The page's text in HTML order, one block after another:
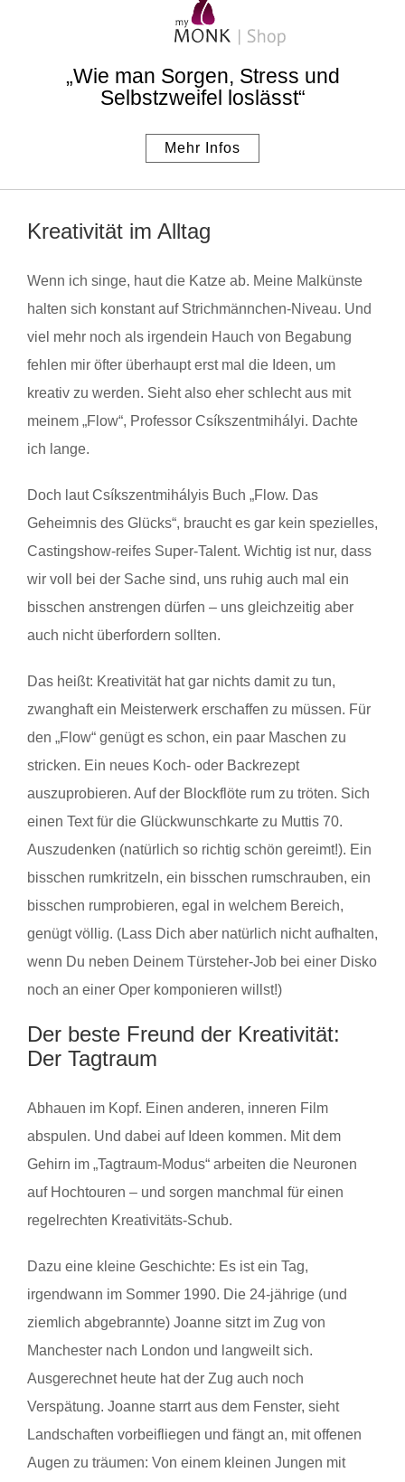
„Wie man Sorgen, Stress und
Selbstzweifel loslässt“
Mehr Infos
Kreativität im Alltag
Wenn ich singe, haut die Katze ab. Meine Malkünste
halten sich konstant auf Strichmännchen-Niveau. Und
viel mehr noch als irgendein Hauch von Begabung
fehlen mir öfter überhaupt erst mal die Ideen, um
kreativ zu werden. Sieht also eher schlecht aus mit
meinem „Flow“, Professor Csíkszentmihályi. Dachte
ich lange.
Doch laut Csíkszentmihályis Buch „Flow. Das
Geheimnis des Glücks“, braucht es gar kein spezielles,
Castingshow-reifes Super-Talent. Wichtig ist nur, dass
wir voll bei der Sache sind, uns ruhig auch mal ein
bisschen anstrengen dürfen – uns gleichzeitig aber
auch nicht überfordern sollten.
Das heißt: Kreativität hat gar nichts damit zu tun,
zwanghaft ein Meisterwerk erschaffen zu müssen. Für
den „Flow“ genügt es schon, ein paar Maschen zu
stricken. Ein neues Koch- oder Backrezept
auszuprobieren. Auf der Blockflöte rum zu tröten. Sich
einen Text für die Glückwunschkarte zu Muttis 70.
Auszudenken (natürlich so richtig schön gereimt!). Ein
bisschen rumkritzeln, ein bisschen rumschrauben, ein
bisschen rumprobieren, egal in welchem Bereich,
genügt völlig. (Lass Dich aber natürlich nicht aufhalten,
wenn Du neben Deinem Türsteher-Job bei einer Disko
noch an einer Oper komponieren willst!)
Der beste Freund der Kreativität:
Der Tagtraum
Abhauen im Kopf. Einen anderen, inneren Film
abspulen. Und dabei auf Ideen kommen. Mit dem
Gehirn im „Tagtraum-Modus“ arbeiten die Neuronen
auf Hochtouren – und sorgen manchmal für einen
regelrechten Kreativitäts-Schub.
Dazu eine kleine Geschichte: Es ist ein Tag,
irgendwann im Sommer 1990. Die 24-jährige (und
ziemlich abgebrannte) Joanne sitzt im Zug von
Manchester nach London und langweilt sich.
Ausgerechnet heute hat der Zug auch noch
Verspätung. Joanne starrt aus dem Fenster, sieht
Landschaften vorbeifliegen und fängt an, mit offenen
Augen zu träumen: Von einem kleinen Jungen mit